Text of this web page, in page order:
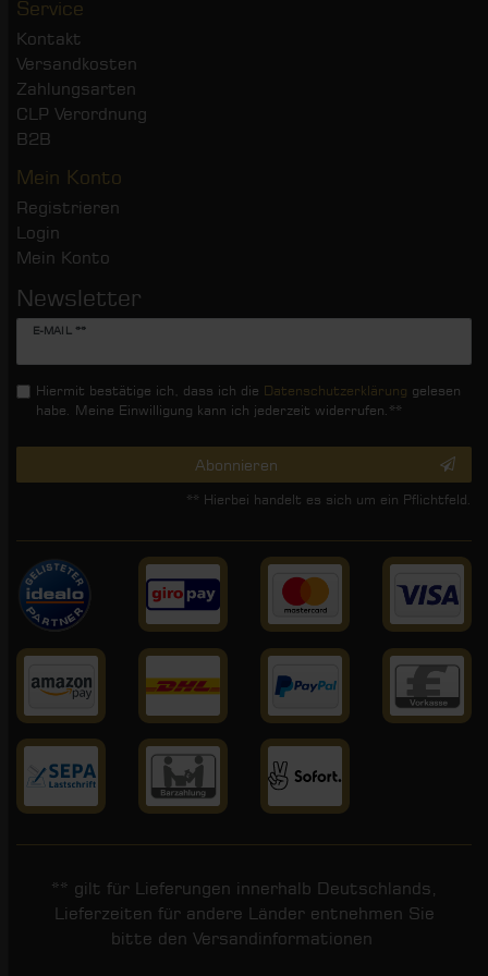
Service
Kontakt
Versandkosten
Zahlungsarten
CLP Verordnung
B2B
Mein Konto
Registrieren
Login
Mein Konto
Newsletter
E-MAIL **
Newsletter
Hiermit bestätige ich, dass ich die Daten­schutz­erklärung gelesen
habe. Meine Einwilligung kann ich jederzeit widerrufen.**
Abonnieren
** Hierbei handelt es sich um ein Pflichtfeld.
** gilt für Lieferungen innerhalb Deutschlands,
Lieferzeiten für andere Länder entnehmen Sie
bitte den Versandinformationen